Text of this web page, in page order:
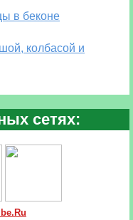
в беконе
колбасой и
сетях: